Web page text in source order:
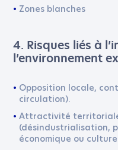
Zones blanches
4. Risques liés à
l’environnement
Opposition locale,
circulation).
Attractivité
(désindustrialisation,
économique ou